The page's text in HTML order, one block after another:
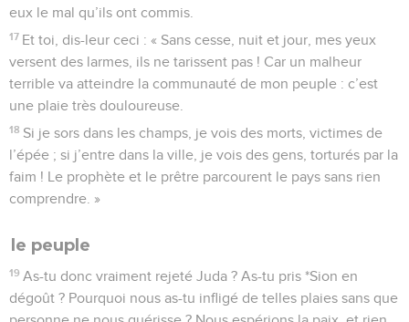
eux le mal qu’ils ont commis.
17 Et toi, dis-leur ceci : « Sans cesse, nuit et jour, mes yeux
versent des larmes, ils ne tarissent pas ! Car un malheur
terrible va atteindre la communauté de mon peuple : c’est
une plaie très douloureuse.
18 Si je sors dans les champs, je vois des morts, victimes de
l’épée ; si j’entre dans la ville, je vois des gens, torturés par la
faim ! Le prophète et le prêtre parcourent le pays sans rien
comprendre. »
le peuple
19 As-tu donc vraiment rejeté Juda ? As-tu pris *Sion en
dégoût ? Pourquoi nous as-tu infligé de telles plaies sans que